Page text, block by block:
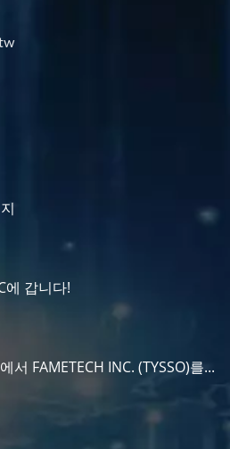
에 갑니다!
서 FAMETECH INC. (TYSSO)를...